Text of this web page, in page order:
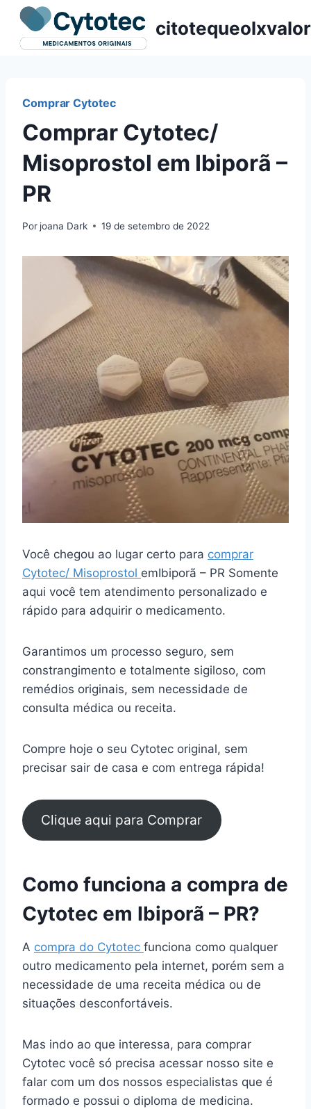
Pular
para
citotequeolxvalor
Comprar Cytotec
Comprar Cytotec/
Misoprostol em Ibiporã –
PR
Por joana Dark 19 de setembro de 2022
Você chegou ao lugar certo para comprar
Cytotec/ Misoprostol emIbiporã – PR Somente
aqui você tem atendimento personalizado e
rápido para adquirir o medicamento.
Garantimos um processo seguro, sem
constrangimento e totalmente sigiloso, com
remédios originais, sem necessidade de
consulta médica ou receita.
Compre hoje o seu Cytotec original, sem
precisar sair de casa e com entrega rápida!
Clique aqui para Comprar
Como funciona a compra de
Cytotec em Ibiporã – PR?
A compra do Cytotec funciona como qualquer
outro medicamento pela internet, porém sem a
necessidade de uma receita médica ou de
situações desconfortáveis.
Mas indo ao que interessa, para comprar
Cytotec você só precisa acessar nosso site e
falar com um dos nossos especialistas que é
formado e possui o diploma de medicina.